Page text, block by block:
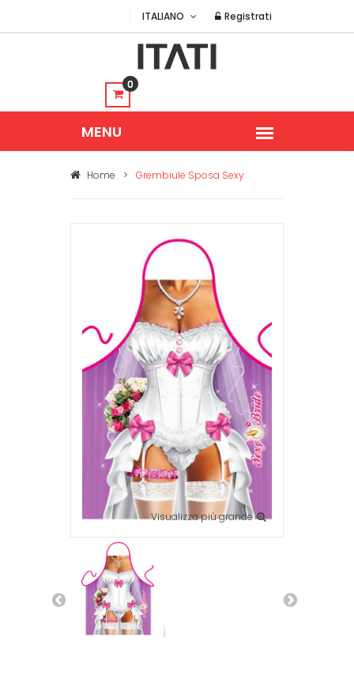
ITALIANO Registrati
0
Home > Grembiule Sposa Sexy
Visualizza più grande